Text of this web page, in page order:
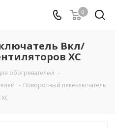
0
Вкл/
XC
обогревателей -
- Поворотный пекеключатель